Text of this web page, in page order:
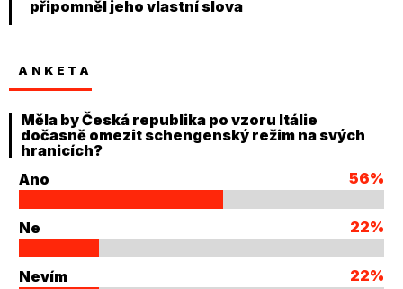
připomněl jeho vlastní slova
ANKETA
Měla by Česká republika po vzoru Itálie
dočasně omezit schengenský režim na svých
hranicích?
Ano
56%
Ne 22%
Nevím 22%